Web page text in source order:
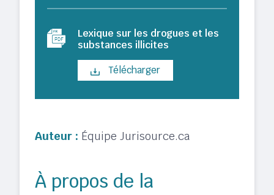
Auteur : Équipe Jurisource.ca
À propos de la
Lexique sur les drogues et les
substances illicites
Télécharger